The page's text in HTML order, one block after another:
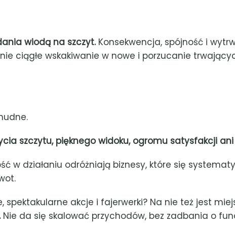
wiodą na szczyt.Konsekwencja, spójność i
ciągłe wskakiwanie w nowe i porzucanie
szczytu, pięknego widoku, ogromu satysfakcji
w działaniu odróżniają biznesy, które się
spektakularne akcje i fajerwerki? Na nie też jest
Nie da się skalować przychodów, bez zadbania o